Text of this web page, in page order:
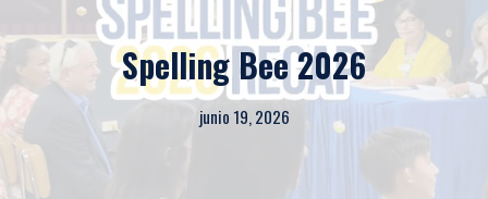
Spelling Bee 2026
junio 19, 2026